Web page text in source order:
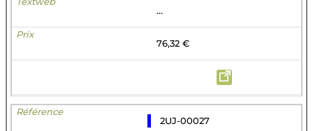
...
76,32 €
2UJ-00027